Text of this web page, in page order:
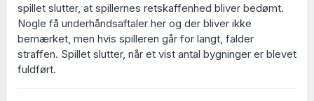
spillet slutter, at spillernes retskaffenhed bliver bedømt.
Nogle få underhåndsaftaler her og der bliver ikke
bemærket, men hvis spilleren går for langt, falder
straffen. Spillet slutter, når et vist antal bygninger er blevet
fuldført.